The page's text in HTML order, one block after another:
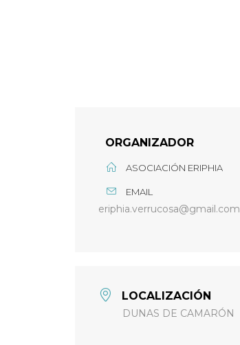
ORGANIZADOR
ASOCIACIÓN ERIPHIA
EMAIL
eriphia.verrucosa@gmail.com
LOCALIZACIÓN
DUNAS DE CAMARÓN